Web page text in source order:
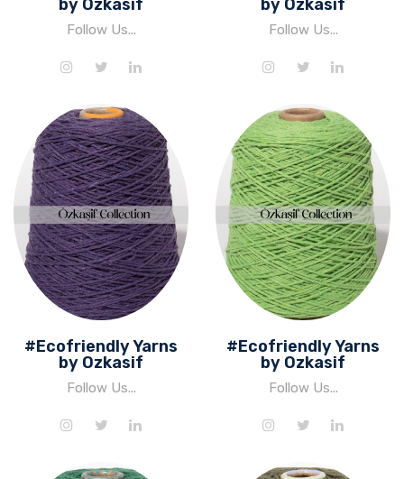
by Ozkasif
Follow Us...
by Ozkasif
Follow Us...
#Ecofriendly Yarns
by Ozkasif
Follow Us...
#Ecofriendly Yarns
by Ozkasif
Follow Us...